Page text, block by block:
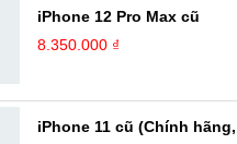
iPhone 12 Pro Max cũ
8.350.000 ₫
iPhone 11 cũ (Chính